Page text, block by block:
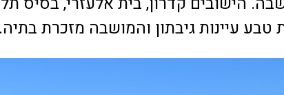
טבע עיינות גיבתון והמושבה מזכרת בתיה.